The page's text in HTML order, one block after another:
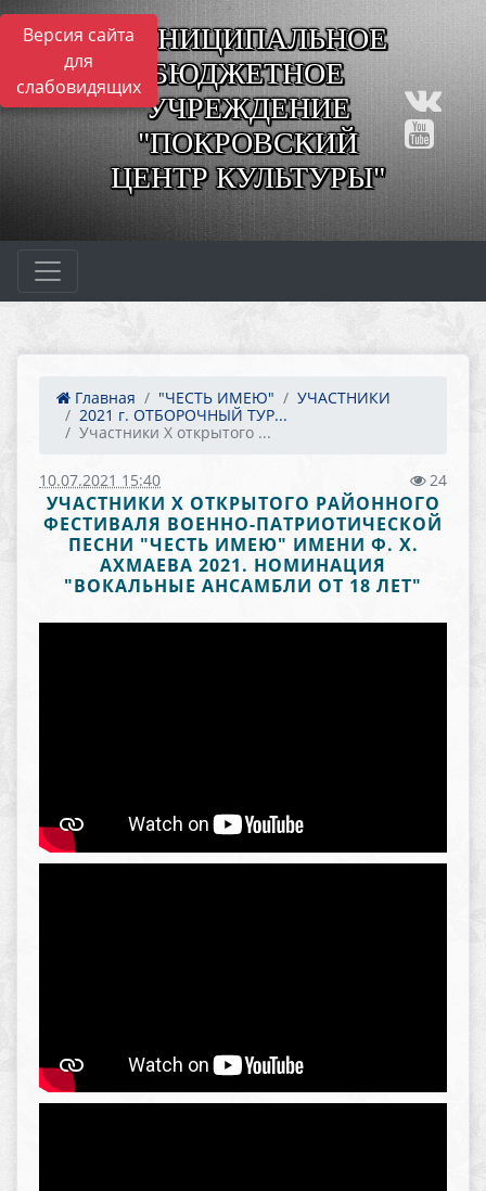
Версия сайта
для
слабовидящих
МУНИЦИПАЛЬНОЕ
БЮДЖЕТНОЕ
УЧРЕЖДЕНИЕ
"ПОКРОВСКИЙ
ЦЕНТР КУЛЬТУРЫ"
Главная "ЧЕСТЬ ИМЕЮ"
УЧАСТНИКИ
2021 г. ОТБОРОЧНЫЙ ТУР...
Участники Х открытого ...
10.07.2021 15:40 24
УЧАСТНИКИ Х ОТКРЫТОГО РАЙОННОГО
ФЕСТИВАЛЯ ВОЕННО-ПАТРИОТИЧЕСКОЙ
ПЕСНИ "ЧЕСТЬ ИМЕЮ" ИМЕНИ Ф. Х.
АХМАЕВА 2021. НОМИНАЦИЯ
"ВОКАЛЬНЫЕ АНСАМБЛИ ОТ 18 ЛЕТ"